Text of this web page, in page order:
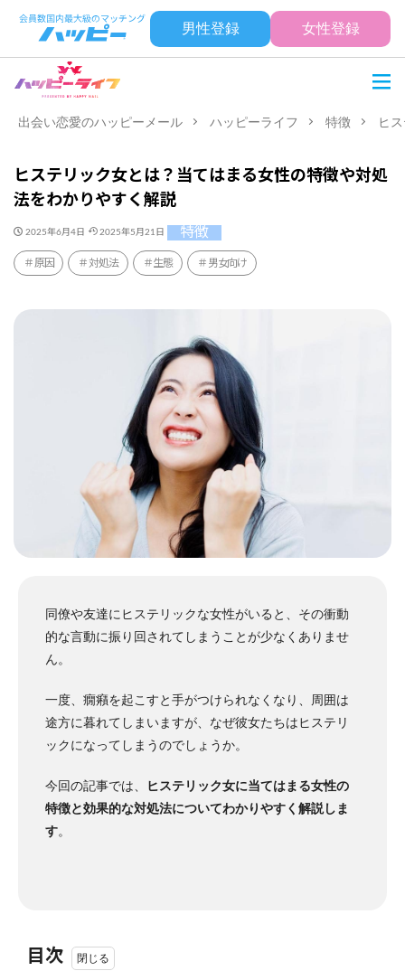
男性登録 女性登録
出会い恋愛のハッピーメール ハッピーライフ 特徴 ヒ
ヒステリック女とは？当てはまる女性の特徴や対処
法をわかりやすく解説
2025年6月4日 2025年5月21日 特徴
原因 対処法 生態 男女向け
同僚や友達にヒステリックな女性がいると、その衝動
的な言動に振り回されてしまうことが少なくありませ
ん。
一度、癇癪を起こすと手がつけられなくなり、周囲は
途方に暮れてしまいますが、なぜ彼女たちはヒステリ
ックになってしまうのでしょうか。
今回の記事では、
ヒステリック女に当てはまる女性の
特徴と効果的な対処法についてわかりやすく解説しま
す。
目次